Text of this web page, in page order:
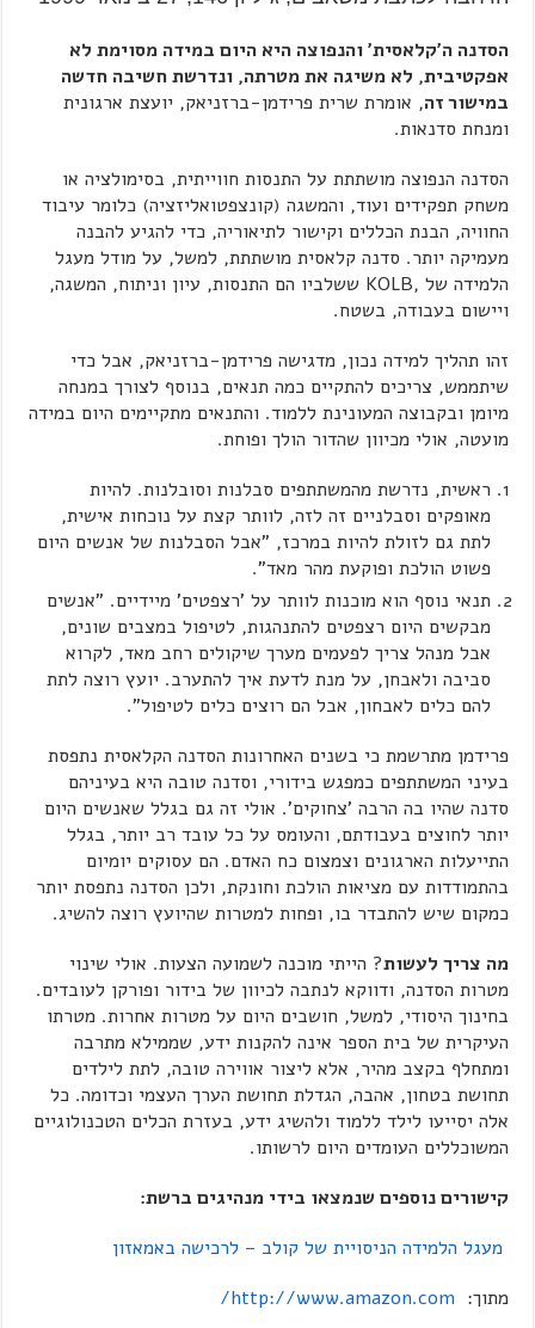
הסדנה ה'קלאסית' והנפוצה היא היום במידה מסוימת לא
אפקטיבית, לא משיגה את מטרתה, ונדרשת חשיבה חדשה
במישור זה, אומרת שרית פרידמן-ברזניאק, יועצת ארגונית
ומנחת סדנאות.
הסדנה הנפוצה מושתתת על התנסות חווייתית, בסימולציה או
משחק תפקידים ועוד, והמשגה (קונצפטואליזציה) כלומר עיבוד
החוויה, הבנת הכללים וקישור לתיאוריה, כדי להגיע להבנה
מעמיקה יותר. סדנה קלאסית מושתתת, למשל, על מודל מעגל
הלמידה של ,KOLB ששלביו הם התנסות, עיון וניתוח, המשגה,
ויישום בעבודה, בשטח.
זהו תהליך למידה נכון, מדגישה פרידמן-ברזניאק, אבל כדי
שיתממש, צריכים להתקיים כמה תנאים, בנוסף לצורך במנחה
מיומן ובקבוצה המעונינת ללמוד. והתנאים מתקיימים היום במידה
מועטה, אולי מכיוון שהדור הולך ופוחת.
ראשית, נדרשת מהמשתתפים סבלנות וסובלנות. להיות
מאופקים וסבלניים זה לזה, לוותר קצת על נוכחות אישית,
לתת גם לזולת להיות במרכז, "אבל הסבלנות של אנשים היום
פשוט הולכת ופוקעת מהר מאד".
תנאי נוסף הוא מוכנות לוותר על 'רצפטים' מיידיים. "אנשים
מבקשים היום רצפטים להתנהגות, לטיפול במצבים שונים,
אבל מנהל צריך לפעמים מערך שיקולים רחב מאד, לקרוא
סביבה ולאבחן, על מנת לדעת איך להתערב. יועץ רוצה לתת
להם כלים לאבחון, אבל הם רוצים כלים לטיפול".
פרידמן מתרשמת כי בשנים האחרונות הסדנה הקלאסית נתפסת
בעיני המשתתפים כמפגש בידורי, וסדנה טובה היא בעיניהם
סדנה שהיו בה הרבה 'צחוקים'. אולי זה גם בגלל שאנשים היום
יותר לחוצים בעבודתם, והעומס על כל עובד רב יותר, בגלל
התייעלות הארגונים וצמצום כח האדם. הם עסוקים יומיום
בהתמודדות עם מציאות הולכת וחונקת, ולכן הסדנה נתפסת יותר
כמקום שיש להתבדר בו, ופחות למטרות שהיועץ רוצה להשיג.
מה צריך לעשות? הייתי מוכנה לשמועה הצעות. אולי שינוי
מטרות הסדנה, ודווקא לנתבה לכיוון של בידור ופורקן לעובדים.
בחינוך היסודי, למשל, חושבים היום על מטרות אחרות. מטרתו
העיקרית של בית הספר אינה להקנות ידע, שממילא מתרבה
ומתחלף בקצב מהיר, אלא ליצור אווירה טובה, לתת לילדים
תחושת בטחון, אהבה, הגדלת תחושת הערך העצמי וכדומה. כל
אלה יסייעו לילד ללמוד ולהשיג ידע, בעזרת הכלים הטכנולוגיים
המשוכללים העומדים היום לרשותו.
קישורים נוספים שנמצאו בידי מנהיגים ברשת:
מעגל הלמידה הניסויית של קולב – לרכישה באמאזון
מתוך: http://www.amazon.com/